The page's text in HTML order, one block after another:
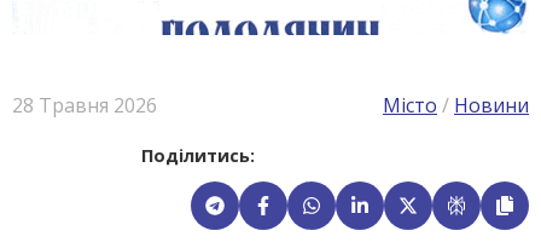
28 Травня 2026 Місто / Новини
Поділитись: